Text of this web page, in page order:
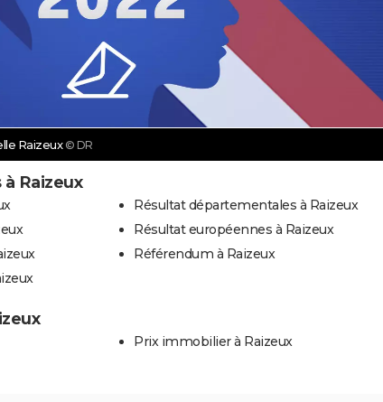
Raizeux © DR
Raizeux
Résultat départementales à Raizeux
Résultat européennes à Raizeux
Référendum à Raizeux
Prix immobilier à Raizeux